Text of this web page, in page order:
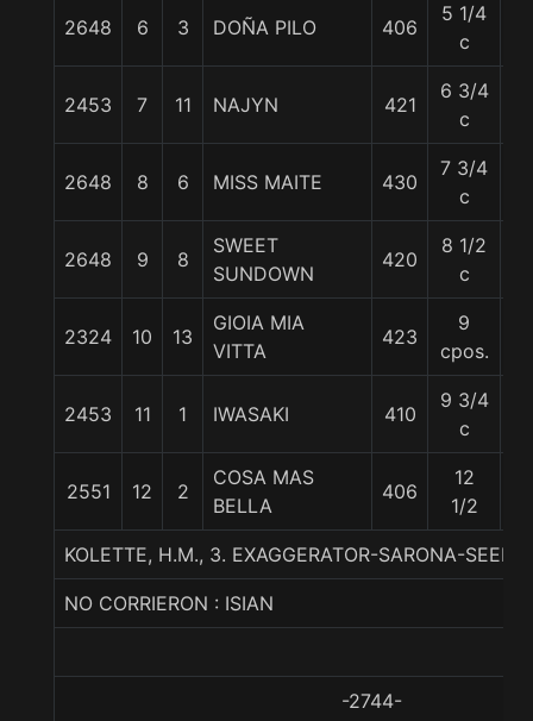
2648 6 3 DOÑA PILO 406
5 1/4
c
2453 7 11 NAJYN 421
6 3/4
c
2648 8 6 MISS MAITE 430
7 3/4
c
2648 9 8
SWEET
SUNDOWN
420
8 1/2
c
2324 10 13
GIOIA MIA
VITTA
423
9
cpos.
2453 11 1 IWASAKI 410
9 3/4
c
2551 12 2
COSA MAS
BELLA
406
12
1/2
KOLETTE, H.M., 3. EXAGGERATOR-SARONA-
NO CORRIERON : ISIAN
-2744-